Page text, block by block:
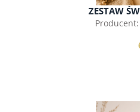
ZESTAW
Producent: